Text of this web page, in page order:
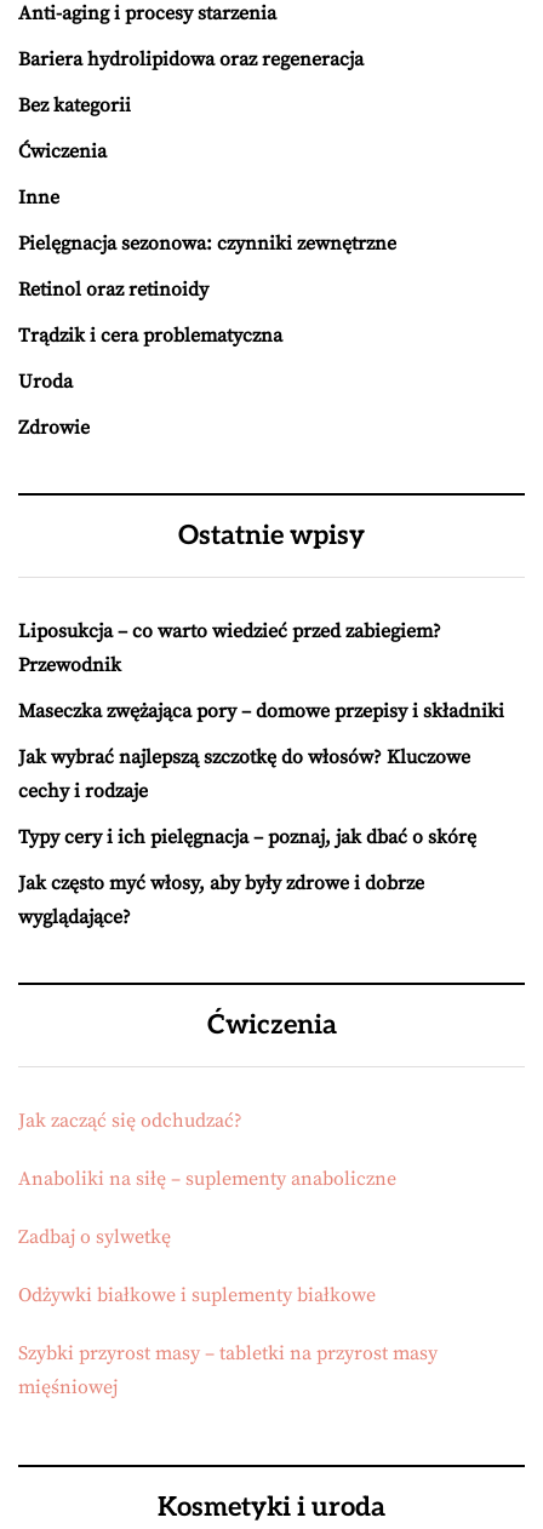
Anti-aging i procesy starzenia
Bariera hydrolipidowa oraz regeneracja
Bez kategorii
Ćwiczenia
Inne
Pielęgnacja sezonowa: czynniki zewnętrzne
Retinol oraz retinoidy
Trądzik i cera problematyczna
Uroda
Zdrowie
Ostatnie wpisy
Liposukcja – co warto wiedzieć przed zabiegiem?
Przewodnik
Maseczka zwężająca pory – domowe przepisy i składniki
Jak wybrać najlepszą szczotkę do włosów? Kluczowe
cechy i rodzaje
Typy cery i ich pielęgnacja – poznaj, jak dbać o skórę
Jak często myć włosy, aby były zdrowe i dobrze
wyglądające?
Ćwiczenia
Jak zacząć się odchudzać?
Anaboliki na siłę – suplementy anaboliczne
Zadbaj o sylwetkę
Odżywki białkowe i suplementy białkowe
Szybki przyrost masy – tabletki na przyrost masy
mięśniowej
Kosmetyki i uroda